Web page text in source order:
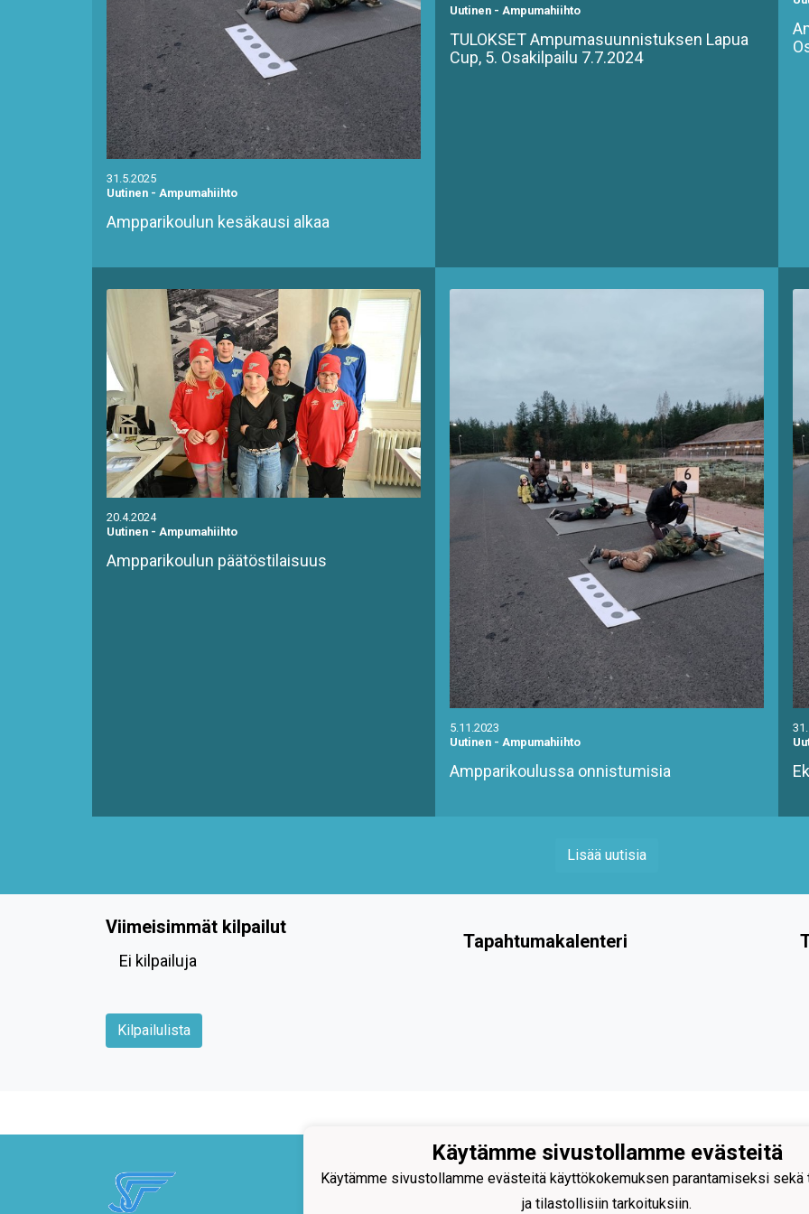
31.5.2025
Uutinen - Ampumahiihto
Ampparikoulun kesäkausi alkaa
Uutinen - Ampumahiihto
TULOKSET Ampumasuunnistuksen Lapua
Cup, 5. Osakilpailu 7.7.2024
20.4.2024
Uutinen - Ampumahiihto
Ampparikoulun päätöstilaisuus
5.11.2023
Uutinen - Ampumahiihto
Ampparikoulussa onnistumisia
Lisää uutisia
Viimeisimmät kilpailut
Ei kilpailuja
Kilpailulista
Tapahtumakalenteri
Säkylän Urheilijat ry
Poroholmantie 1
Käytämme sivustollamme evästeitä
Käytämme sivustollamme evästeitä käyttökokemuksen parantamiseksi
ja tilastollisiin tarkoituksiin.